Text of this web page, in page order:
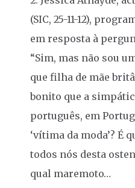
(SIC, 25-11-12),
em resposta à
“Sim, mas não sou
que filha de mãe
bonito que a
português, em
‘vítima da moda’? É
todos nós desta
qual maremoto…